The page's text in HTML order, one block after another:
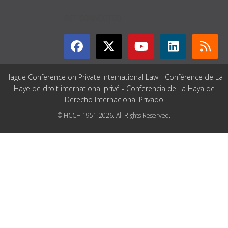
Hague Conference on Private International Law - Conférence de La
Haye de droit international privé - Conferencia de La Haya de
Derecho Internacional Privado
© HCCH 1951-2026. All Rights Reserved.